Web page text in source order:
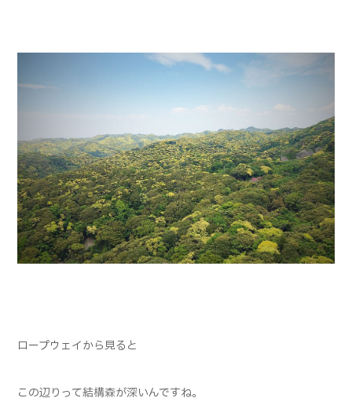
ロープウェイから見ると
この辺りって結構森が深いんですね。